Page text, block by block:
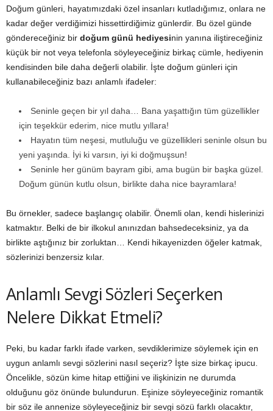
Doğum günleri, hayatımızdaki özel insanları kutladığımız, onlara ne
kadar değer verdiğimizi hissettirdiğimiz günlerdir. Bu özel günde
göndereceğiniz bir doğum günü hediyesinin yanına iliştireceğiniz
küçük bir not veya telefonla söyleyeceğiniz birkaç cümle, hediyenin
kendisinden bile daha değerli olabilir. İşte doğum günleri için
kullanabileceğiniz bazı anlamlı ifadeler:
Seninle geçen bir yıl daha… Bana yaşattığın tüm güzellikler
için teşekkür ederim, nice mutlu yıllara!
Hayatın tüm neşesi, mutluluğu ve güzellikleri seninle olsun bu
yeni yaşında. İyi ki varsın, iyi ki doğmuşsun!
Seninle her günüm bayram gibi, ama bugün bir başka güzel.
Doğum günün kutlu olsun, birlikte daha nice bayramlara!
Bu örnekler, sadece başlangıç olabilir. Önemli olan, kendi hislerinizi
katmaktır. Belki de bir ilkokul anınızdan bahsedeceksiniz, ya da
birlikte aştığınız bir zorluktan… Kendi hikayenizden öğeler katmak,
sözlerinizi benzersiz kılar.
Anlamlı Sevgi Sözleri Seçerken
Nelere Dikkat Etmeli?
Peki, bu kadar farklı ifade varken, sevdiklerimize söylemek için en
uygun anlamlı sevgi sözlerini nasıl seçeriz? İşte size birkaç ipucu.
Öncelikle, sözün kime hitap ettiğini ve ilişkinizin ne durumda
olduğunu göz önünde bulundurun. Eşinize söyleyeceğiniz romantik
bir söz ile annenize söyleyeceğiniz bir sevgi sözü farklı olacaktır,